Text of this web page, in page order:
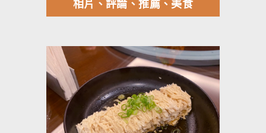
相片、評論、推薦、美食